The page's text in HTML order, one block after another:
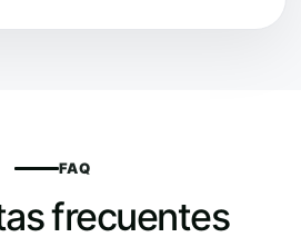
FAQ
frecuentes